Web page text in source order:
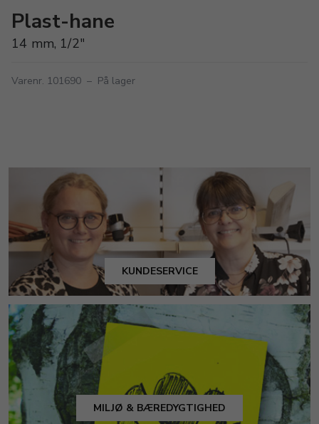
Plast-hane
14 mm, 1/2"
Varenr. 101690 – På lager
KUNDESERVICE
MILJØ & BÆREDYGTIGHED